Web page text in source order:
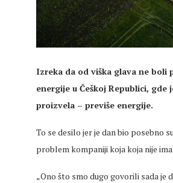
Izreka da od viška glava ne boli
energije u Češkoj Republici,
proizvela – previše energije.
To se desilo jer je dan bio posebno
problem kompaniji koja koja nije
„Ono što smo dugo govorili sada je